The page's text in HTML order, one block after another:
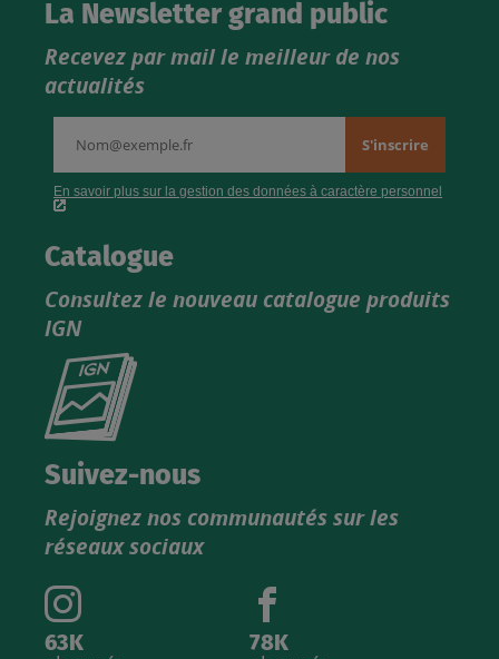
La Newsletter grand public
Recevez par mail le meilleur de nos
actualités
Catalogue
Consultez le nouveau catalogue produits
IGN
Consultez
catalogue
Suivez-nous
Rejoignez nos communautés sur les
réseaux sociaux
63K 78K